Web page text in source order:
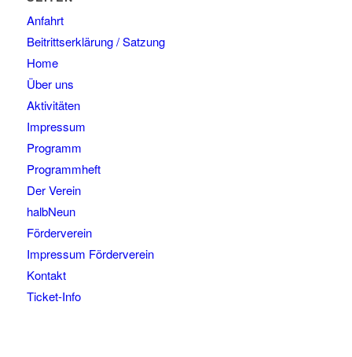
Anfahrt
Beitrittserklärung / Satzung
Home
Über uns
Aktivitäten
Impressum
Programm
Programmheft
Der Verein
halbNeun
Förderverein
Impressum Förderverein
Kontakt
Ticket-Info